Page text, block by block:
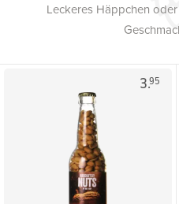
Leckeres Häppchen
3.95